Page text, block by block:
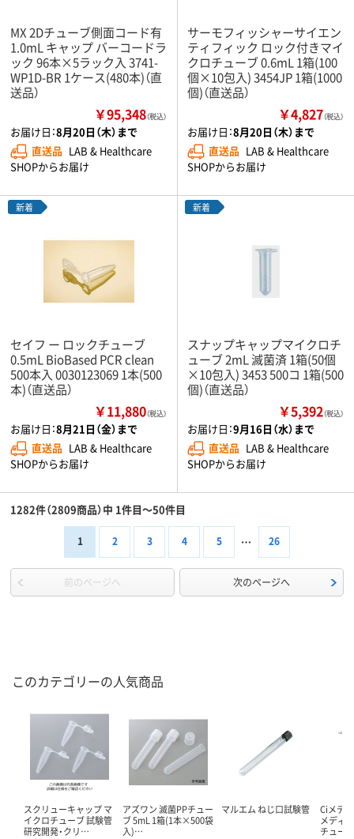
MX 2Dチューブ側面コード有
1.0mL キャップ バーコードラ
ック 96本×5ラック入 3741-
WP1D-BR 1ケース(480本)（直
送品）
￥95,348（税込）
お届け日：8月20日（木）まで
直送品 LAB & Healthcare
SHOPからお届け
サーモフィッシャーサイエン
ティフィック ロック付きマイ
クロチューブ 0.6mL 1箱(100
個×10包入) 3454JP 1箱(1000
個)（直送品）
￥4,827（税込）
お届け日：8月20日（木）まで
直送品 LAB & Healthcare
SHOPからお届け
新着
セイフ ー ロックチューブ
0.5mL BioBased PCR clean
500本入 0030123069 1本(500
本)（直送品）
￥11,880（税込）
お届け日：8月21日（金）まで
直送品 LAB & Healthcare
SHOPからお届け
新着
スナップキャップマイクロチ
ューブ 2mL 滅菌済 1箱(50個
×10包入) 3453 500コ 1箱(500
個)（直送品）
￥5,392（税込）
お届け日：9月16日（水）まで
直送品 LAB & Healthcare
SHOPからお届け
1282件（2809商品）中 1件目～50件目
1 2 3 4 5 26
前のページへ 次のページへ
このカテゴリーの人気商品
スクリューキャップ マ
イクロチューブ 試験管
研究開発・クリ…
アズワン 滅菌PPチュー
ブ 5mL 1箱(1本×500袋
入)…
マルエム ねじ口試験管
Ciメデ
メディ
チューブ